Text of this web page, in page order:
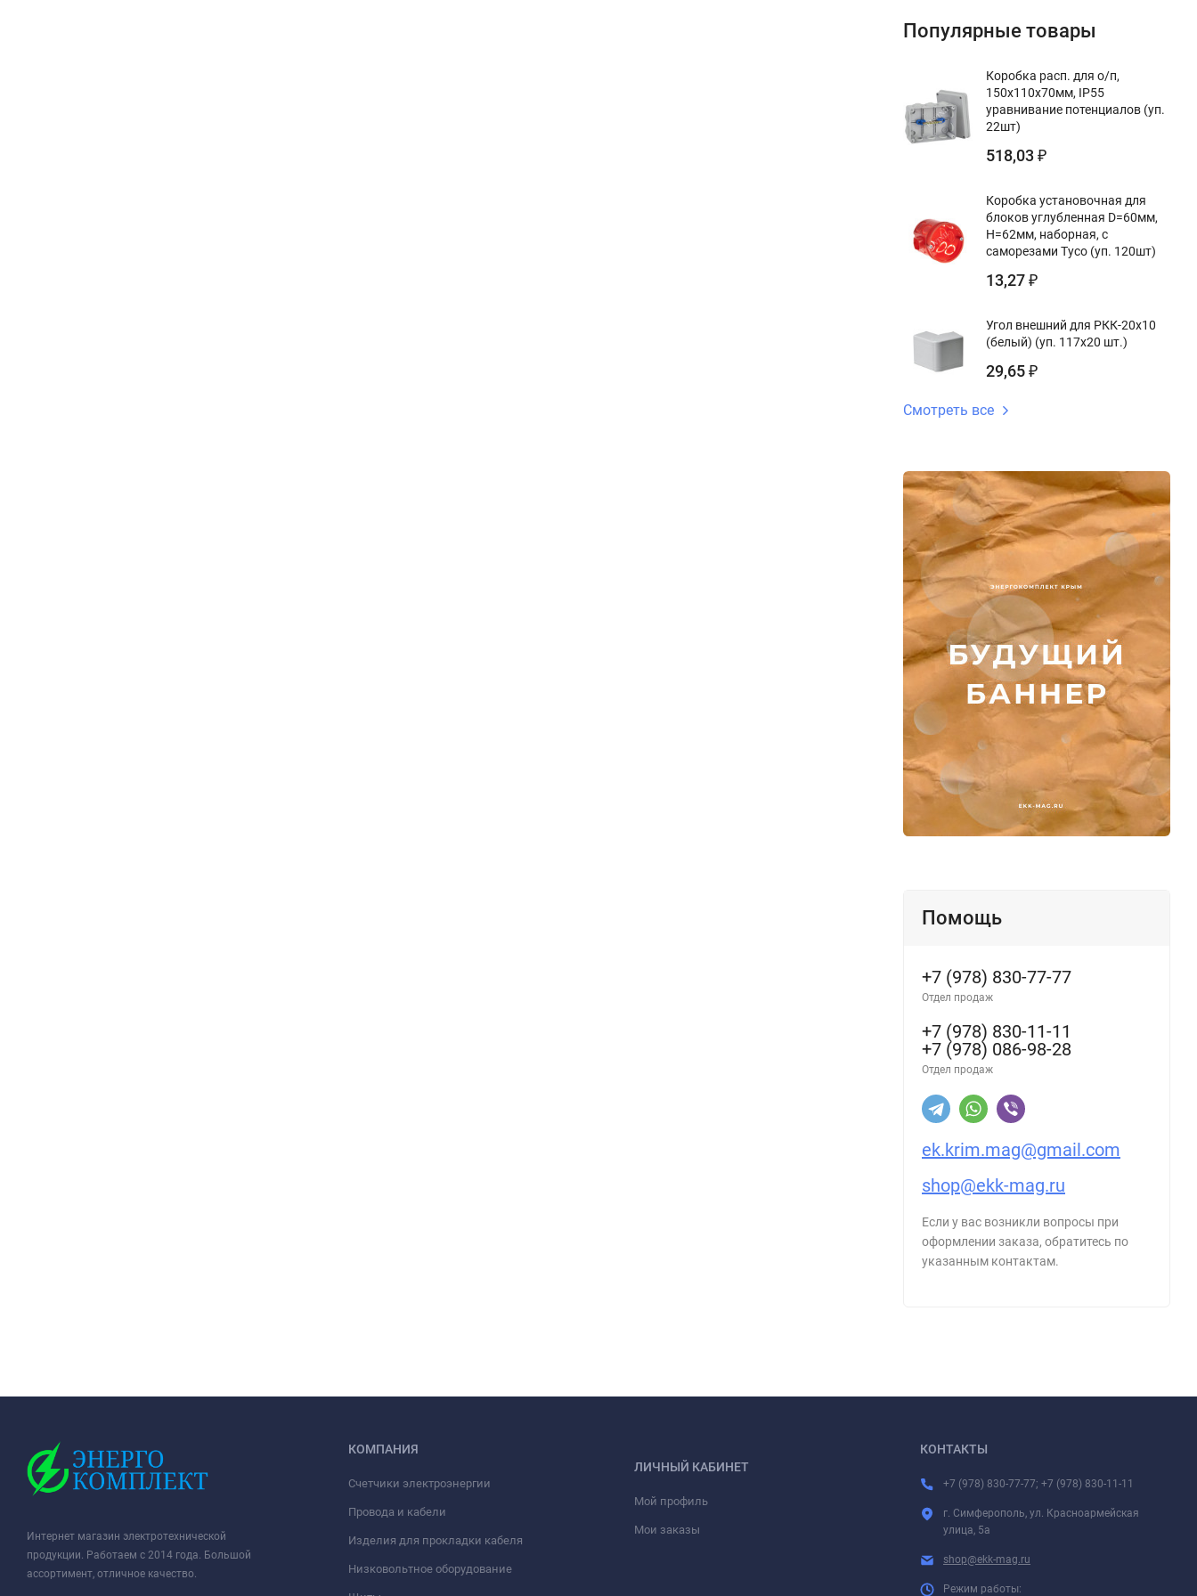
Популярные товары
Коробка расп. для о/п,
150х110х70мм, IP55
уравнивание потенциалов (уп.
22шт)
518,03 ₽
Коробка установочная для
блоков углубленная D=60мм,
Н=62мм, наборная, с
саморезами Тусо (уп. 120шт)
13,27 ₽
Угол внешний для РКК-20х10
(белый) (уп. 117х20 шт.)
29,65 ₽
Смотреть все
Помощь
+7 (978) 830-77-77
Отдел продаж
+7 (978) 830-11-11
+7 (978) 086-98-28
Отдел продаж
ek.krim.mag@gmail.com
shop@ekk-mag.ru
Если у вас возникли вопросы при
оформлении заказа, обратитесь по
указанным контактам.
Интернет магазин электротехнической
продукции. Работаем с 2014 года. Большой
ассортимент, отличное качество.
КОМПАНИЯ
Счетчики электроэнергии
Провода и кабели
Изделия для прокладки кабеля
Низковольтное оборудование
ЛИЧНЫЙ КАБИНЕТ
Мой профиль
Мои заказы
КОНТАКТЫ
+7 (978) 830-77-77; +7 (978) 830-11-11
г. Симферополь, ул. Красноармейская
улица, 5а
shop@ekk-mag.ru
Режим работы: